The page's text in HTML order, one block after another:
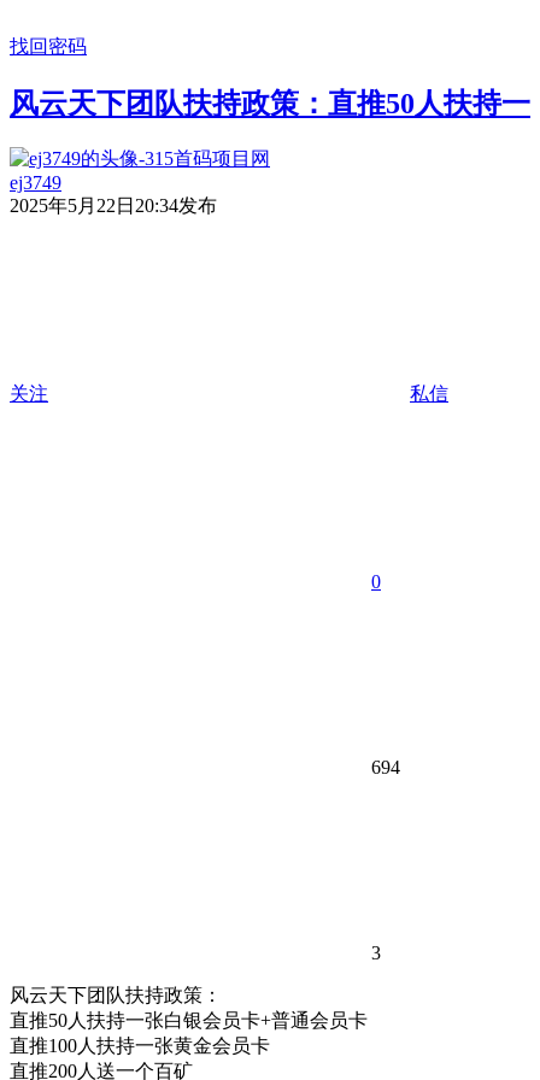
找回密码
风云天下团队扶持政策：直推50人扶持一
ej3749
2025年5月22日20:34发布
关注 私信
0
694
3
风云天下团队扶持政策：
直推50人扶持一张白银会员卡+普通会员卡
直推100人扶持一张黄金会员卡
直推200人送一个百矿